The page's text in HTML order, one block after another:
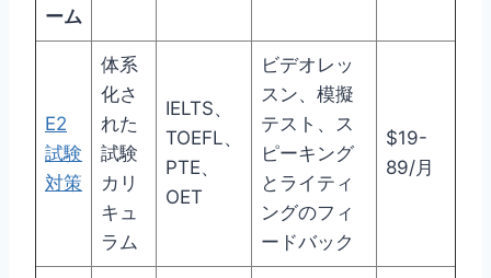
ーム
E2
試験
対策
体系
化さ
れた
試験
カリ
キュ
ラム
IELTS、
TOEFL、
PTE、
OET
ビデオレッ
スン、模擬
テスト、ス
ピーキング
とライティ
ングのフィ
ードバック
$19-
89/月